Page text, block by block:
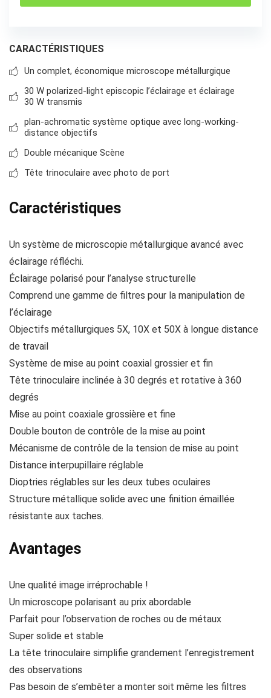
CARACTÉRISTIQUES
Un complet, économique microscope métallurgique
30 W polarized-light episcopic l’éclairage et éclairage
30 W transmis
plan-achromatic système optique avec long-working-
distance objectifs
Double mécanique Scène
Tête trinoculaire avec photo de port
Caractéristiques
Un système de microscopie métallurgique avancé avec
éclairage réfléchi.
Éclairage polarisé pour l’analyse structurelle
Comprend une gamme de filtres pour la manipulation de
l’éclairage
Objectifs métallurgiques 5X, 10X et 50X à longue distance
de travail
Système de mise au point coaxial grossier et fin
Tête trinoculaire inclinée à 30 degrés et rotative à 360
degrés
Mise au point coaxiale grossière et fine
Double bouton de contrôle de la mise au point
Mécanisme de contrôle de la tension de mise au point
Distance interpupillaire réglable
Dioptries réglables sur les deux tubes oculaires
Structure métallique solide avec une finition émaillée
résistante aux taches.
Avantages
Une qualité image irréprochable !
Un microscope polarisant au prix abordable
Parfait pour l’observation de roches ou de métaux
Super solide et stable
La tête trinoculaire simplifie grandement l’enregistrement
des observations
Pas besoin de s’embêter a monter soit même les filtres